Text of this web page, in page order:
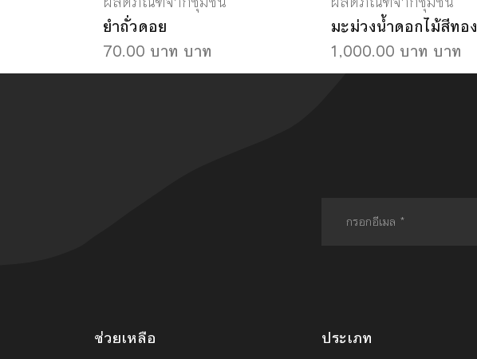
ยำถั่วดอย
70.00 บาท บาท
มะม่วงน้ำดอกไม้สีทอง
1,000.00 บาท บาท
ช่วยเหลือ ประเภท